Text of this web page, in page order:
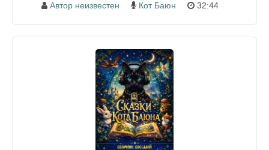
Автор неизвестен Кот Баюн 32:44